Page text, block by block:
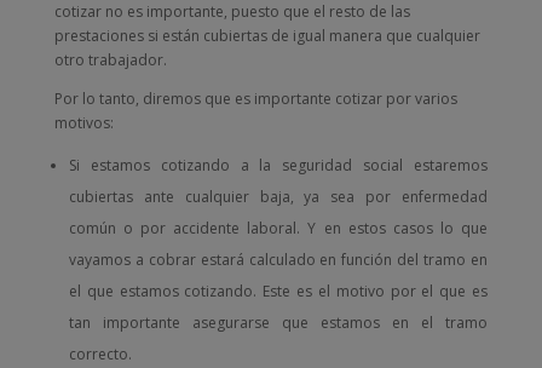
cotizar no es importante, puesto que el resto de las
prestaciones si están cubiertas de igual manera que cualquier
otro trabajador.
Por lo tanto, diremos que es importante cotizar por varios
motivos:
Si estamos cotizando a la seguridad social estaremos
cubiertas ante cualquier baja, ya sea por enfermedad
común o por accidente laboral. Y en estos casos lo que
vayamos a cobrar estará calculado en función del tramo en
el que estamos cotizando. Este es el motivo por el que es
tan importante asegurarse que estamos en el tramo
correcto.